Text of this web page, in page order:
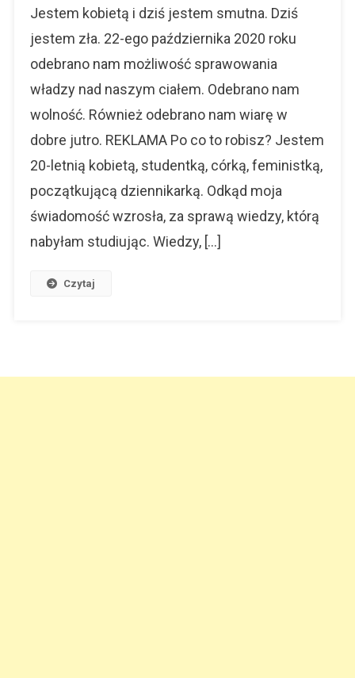
Z
Jestem kobietą i dziś jestem smutna. Dziś
jestem zła. 22-ego października 2020 roku
odebrano nam możliwość sprawowania
władzy nad naszym ciałem. Odebrano nam
wolność. Również odebrano nam wiarę w
dobre jutro. REKLAMA Po co to robisz? Jestem
20-letnią kobietą, studentką, córką, feministką,
początkującą dziennikarką. Odkąd moja
świadomość wzrosła, za sprawą wiedzy, którą
nabyłam studiując. Wiedzy, […]
Czytaj